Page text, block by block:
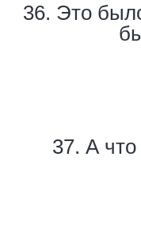
36. Это
37. А